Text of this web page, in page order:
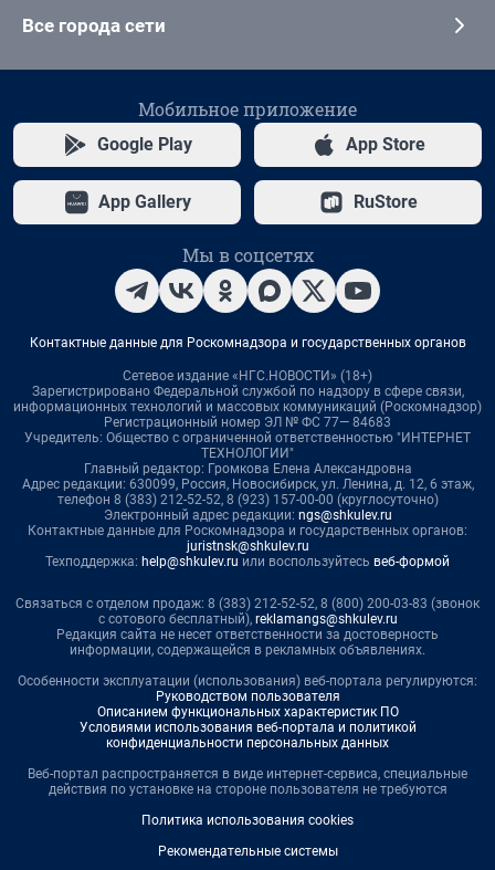
Все города сети
Мобильное приложение
Google Play App Store
App Gallery RuStore
Мы в соцсетях
Контактные данные для Роскомнадзора и государственных органов
Сетевое издание «НГС.НОВОСТИ» (18+)
Зарегистрировано Федеральной службой по надзору в сфере связи,
информационных технологий и массовых коммуникаций (Роскомнадзор)
Регистрационный номер ЭЛ № ФС 77— 84683
Учредитель: Общество с ограниченной ответственностью "ИНТЕРНЕТ
ТЕХНОЛОГИИ"
Главный редактор: Громкова Елена Александровна
Адрес редакции: 630099, Россия, Новосибирск, ул. Ленина, д. 12, 6 этаж,
телефон 8 (383) 212-52-52, 8 (923) 157-00-00 (круглосуточно)
Электронный адрес редакции: ngs@shkulev.ru
Контактные данные для Роскомнадзора и государственных органов:
juristnsk@shkulev.ru
Техподдержка: help@shkulev.ru или воспользуйтесь веб-формой
Связаться с отделом продаж: 8 (383) 212-52-52, 8 (800) 200-03-83 (звонок
с сотового бесплатный), reklamangs@shkulev.ru
Редакция сайта не несет ответственности за достоверность
информации, содержащейся в рекламных объявлениях.
Особенности эксплуатации (использования) веб-портала регулируются:
Руководством пользователя
Описанием функциональных характеристик ПО
Условиями использования веб-портала и политикой
конфиденциальности персональных данных
Веб-портал распространяется в виде интернет-сервиса, специальные
действия по установке на стороне пользователя не требуются
Политика использования cookies
Рекомендательные системы